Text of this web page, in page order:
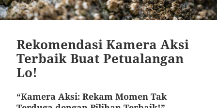
Rekomendasi Kamera Aksi
Terbaik Buat Petualangan
Lo!
“Kamera Aksi: Rekam Momen Tak